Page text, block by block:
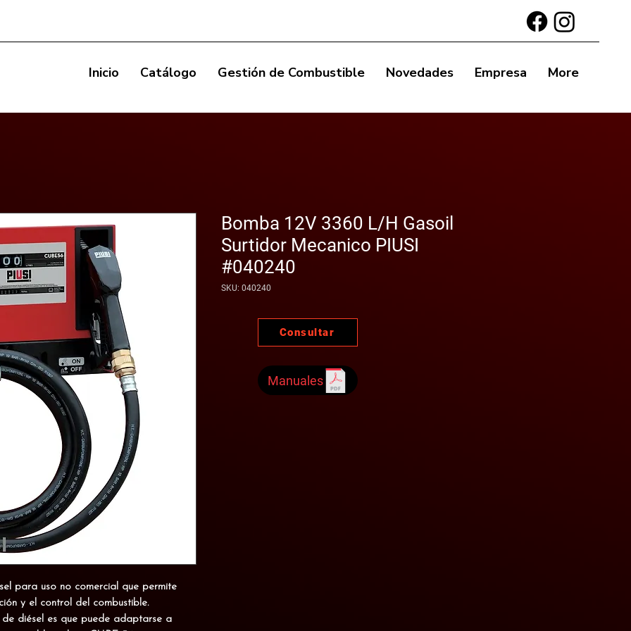
Inicio Catálogo Gestión de Combustible Novedades Empresa More
para uso no comercial que permite
y el control del combustible.
diésel es que puede adaptarse a
Bomba 12V 3360 L/H Gasoil
Surtidor Mecanico PIUSI
#040240
SKU: 040240
Consultar
Manuales